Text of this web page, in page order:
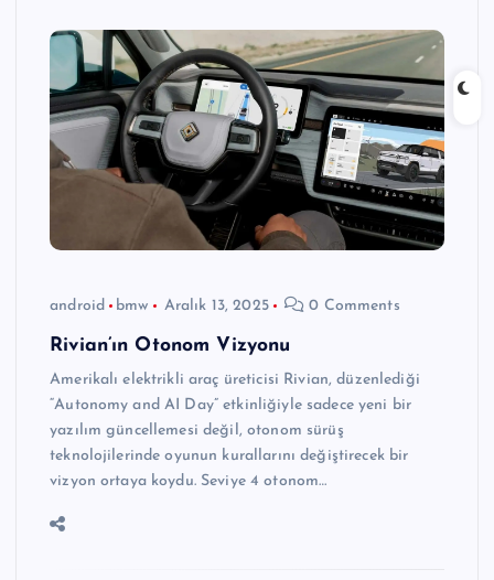
android bmw Aralık 13, 2025 0 Comments
Rivian’ın Otonom Vizyonu
Amerikalı elektrikli araç üreticisi Rivian, düzenlediği
“Autonomy and AI Day” etkinliğiyle sadece yeni bir
yazılım güncellemesi değil, otonom sürüş
teknolojilerinde oyunun kurallarını değiştirecek bir
vizyon ortaya koydu. Seviye 4 otonom…